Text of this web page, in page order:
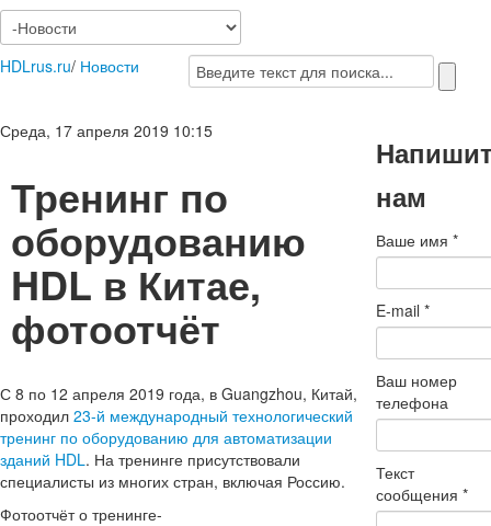
HDLrus.ru/ Новости
Среда, 17 апреля 2019 10:15
Тренинг по
оборудованию
HDL в Китае,
фотоотчёт
С 8 по 12 апреля 2019 года, в Guangzhou, Китай,
проходил 23-й международный технологический
тренинг по оборудованию для автоматизации
зданий HDL. На тренинге присутствовали
специалисты из многих стран, включая Россию.
Фотоотчёт о тренинге-
нам
Ваше имя*
E-mail*
Ваш номер
телефона
Текст
сообщения*